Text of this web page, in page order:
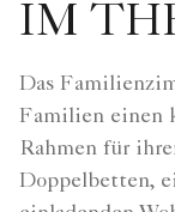
IM
Das
Familien einen
Rahmen für
Doppelbetten,